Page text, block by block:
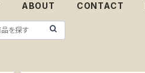
ABOUT CONTACT